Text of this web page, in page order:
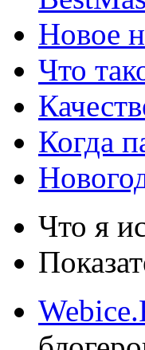
Новое
Что
Когда
Что я